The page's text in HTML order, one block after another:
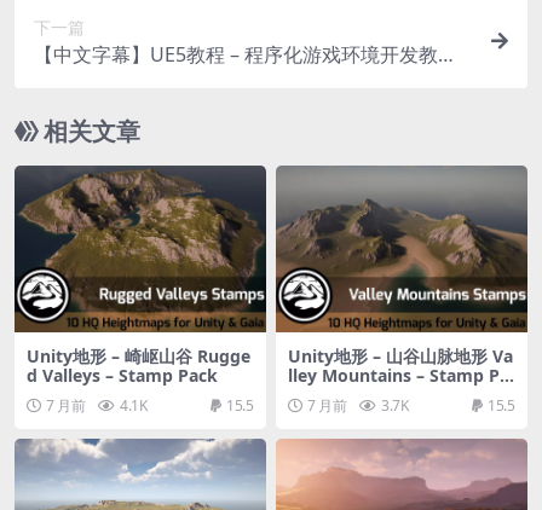
下一篇
【中文字幕】UE5教程 – 程序化游戏环境开发教程 L
Engine 5.7
相关文章
Unity地形 – 崎岖山谷 Rugge
d Valleys – Stamp Pack
7 月前 4.1K 15.5
Unity地形 – 山谷山脉地形 Va
lley Mountains – Stamp Pa
ck 7 月前 3.7K 15.5